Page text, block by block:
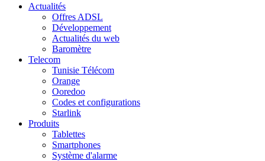
Actualités
Offres ADSL
Développement
Actualités du web
Baromètre
Telecom
Tunisie Télécom
Orange
Ooredoo
Codes et configurations
Starlink
Produits
Tablettes
Smartphones
Système d'alarme